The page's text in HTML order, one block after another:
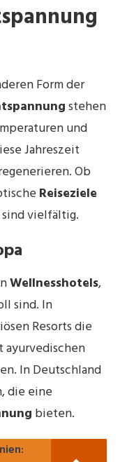
Form der
stehen
und
Jahreszeit
Ob
Reiseziele
vielfältig.
Wellnesshotels,
sind. In
Resorts die
In Deutschland
die eine
bieten.